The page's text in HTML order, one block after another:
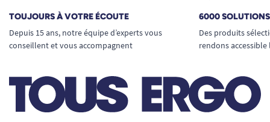
TOUJOURS À VOTRE ÉCOUTE
Depuis 15 ans, notre équipe d’experts vous
conseillent et vous accompagnent
6000
Des produits
rendons